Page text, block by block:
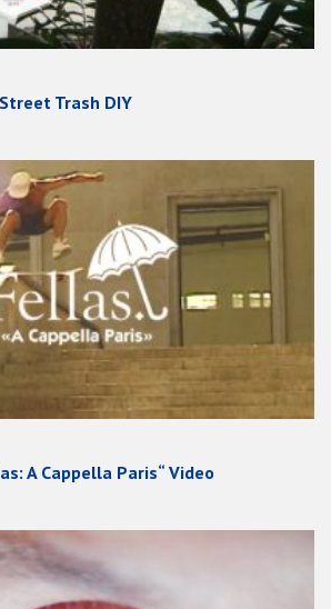
Trash DIY
A Cappella Paris“ Video